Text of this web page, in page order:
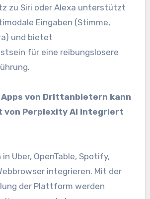
zu Siri oder Alexa unterstützt
Eingaben (Stimme,
und bietet
für eine reibungslosere
Apps von Drittanbietern kann
von Perplexity AI integriert
Uber, OpenTable, Spotify,
integrieren. Mit der
der Plattform werden